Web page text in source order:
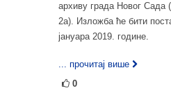
архиву града Новог
2а). Изложба ће бити
јануара 2019. године.
... прочитај више
0